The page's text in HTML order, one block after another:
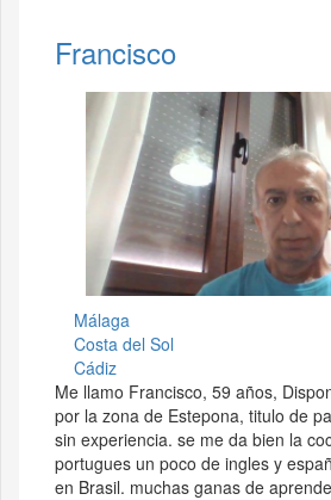
Francisco
Málaga
Costa del Sol
Cádiz
Me llamo Francisco, 59 años,
por la zona de Estepona, titulo de
sin experiencia. se me da bien la
portugues un poco de ingles y
en Brasil. muchas ganas de